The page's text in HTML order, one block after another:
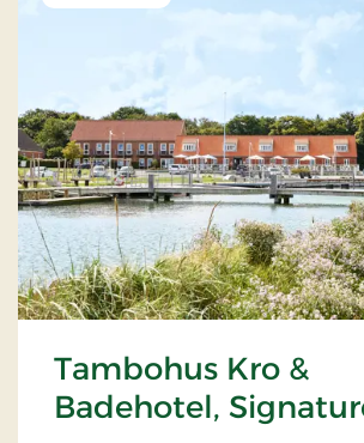
Tambohus Kro &
Badehotel,